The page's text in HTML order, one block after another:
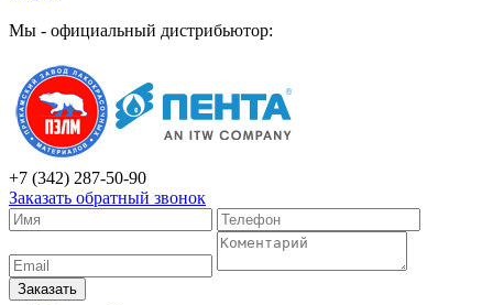
Мы - официальный дистрибьютор:
+7 (342) 287-50-90
Заказать обратный звонок
Заказать